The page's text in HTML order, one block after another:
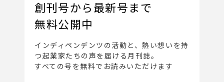
創刊号から最新号まで
無料公開中
インディペンデンツの活動と、熱い想いを持
つ起業家たちの声を届ける月刊誌。
すべての号を無料でお読みいただけます